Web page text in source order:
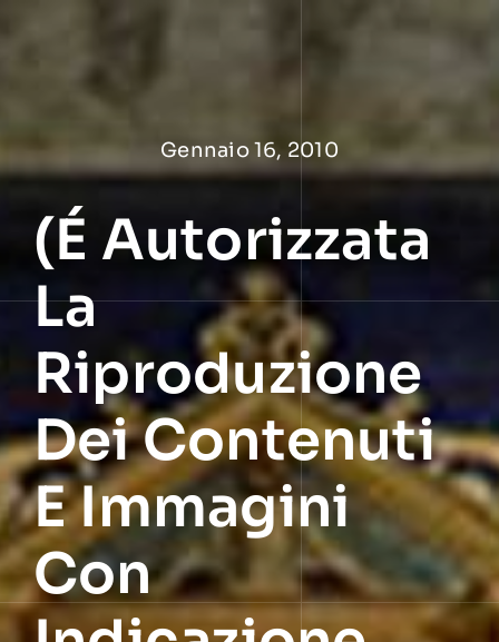
Gennaio 16, 2010
(É Autorizzata
La
Riproduzione
Dei Contenuti
E Immagini
Con